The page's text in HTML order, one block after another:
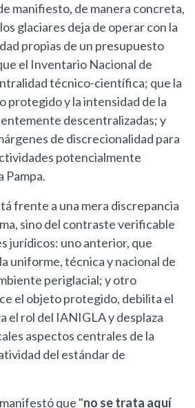
manifiesto, de manera concreta,
glaciares deja de operar con la
propias de un presupuesto
el Inventario Nacional de
técnico-científica; que la
protegido y la intensidad de la
descentralizadas; y
de discrecionalidad para
potencialmente
Pampa.
frente a una mera discrepancia
sino del contraste verificable
jurídicos: uno anterior, que
uniforme, técnica y nacional de
periglacial; y otro
el objeto protegido, debilita el
el rol del IANIGLA y desplaza
aspectos centrales de la
del estándar de
que "no se trata aquí